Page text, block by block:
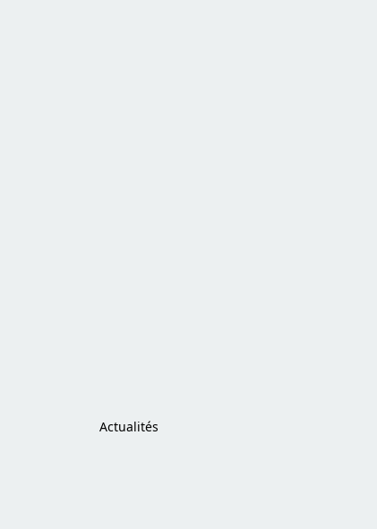
Actualités